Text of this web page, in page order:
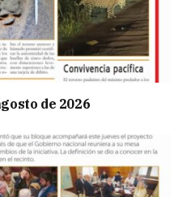
de 2026